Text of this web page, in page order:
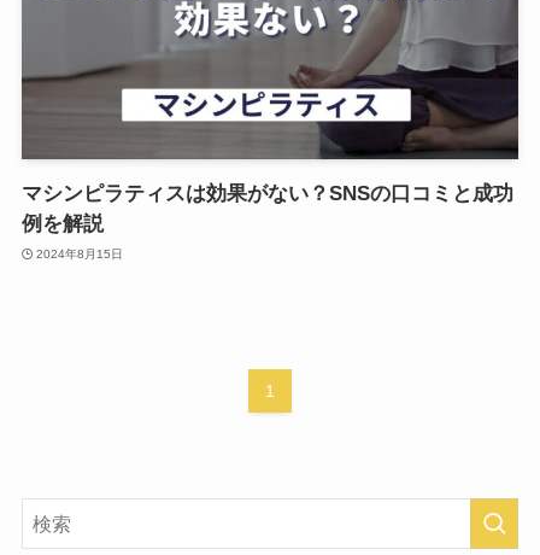
マシンピラティスは効果がない？SNSの口コミと成功
例を解説
2024年8月15日
1